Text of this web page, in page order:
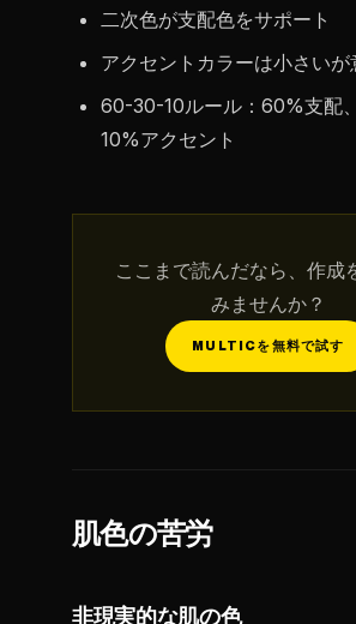
二次色が支配色をサポート
アクセントカラーは小さいが
60-30-10ルール：60%支配
10%アクセント
ここまで読んだなら、作成
みませんか？
MULTICを無料で試す
肌色の苦労
非現実的な肌の色